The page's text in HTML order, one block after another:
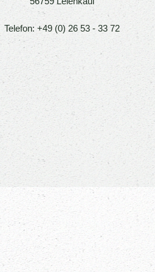
Telefon: +49 (0) 26 53 - 33 72